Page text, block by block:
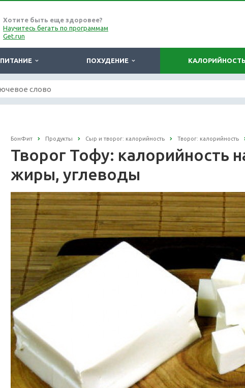
Хотите быть еще здоровее?
Научитесь бегать по программам
Get.run
ПИТАНИЕ ПОХУДЕНИЕ КАЛОРИЙНОСТЬ
БонФит Продукты Сыр и творог: калорийность Творог: калорийность
Творог Тофу: калорийность
жиры, углеводы